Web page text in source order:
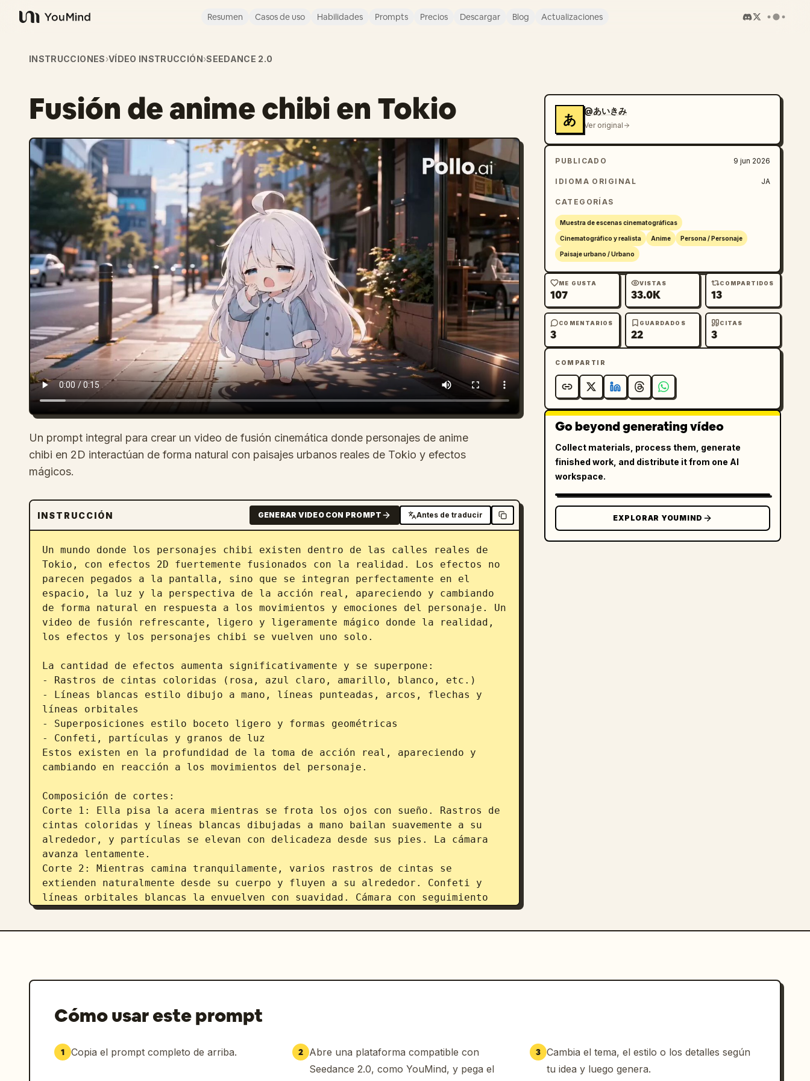
YouMind
Resumen Casos de uso Habilidades Prompts Precios Descargar Blog Actualizaciones
INSTRUCCIONES›VÍDEO INSTRUCCIÓN›SEEDANCE 2.0
Fusión de anime chibi en Tokio
Un prompt integral para crear un video de fusión cinemática donde personajes de anime
chibi en 2D interactúan de forma natural con paisajes urbanos reales de Tokio y efectos
mágicos.
INSTRUCCIÓN GENERAR VIDEO CON PROMPT Antes de traducir
Un mundo donde los personajes chibi existen dentro de las calles reales de
Tokio, con efectos 2D fuertemente fusionados con la realidad. Los efectos no
parecen pegados a la pantalla, sino que se integran perfectamente en el
espacio, la luz y la perspectiva de la acción real, apareciendo y cambiando
de forma natural en respuesta a los movimientos y emociones del personaje. Un
video de fusión refrescante, ligero y ligeramente mágico donde la realidad,
los efectos y los personajes chibi se vuelven uno solo.
La cantidad de efectos aumenta significativamente y se superpone:
- Rastros de cintas coloridas (rosa, azul claro, amarillo, blanco, etc.)
- Líneas blancas estilo dibujo a mano, líneas punteadas, arcos, flechas y
líneas orbitales
- Superposiciones estilo boceto ligero y formas geométricas
- Confeti, partículas y granos de luz
Estos existen en la profundidad de la toma de acción real, apareciendo y
cambiando en reacción a los movimientos del personaje.
Composición de cortes:
Corte 1: Ella pisa la acera mientras se frota los ojos con sueño. Rastros de
cintas coloridas y líneas blancas dibujadas a mano bailan suavemente a su
alrededor, y partículas se elevan con delicadeza desde sus pies. La cámara
avanza lentamente.
Corte 2: Mientras camina tranquilamente, varios rastros de cintas se
extienden naturalmente desde su cuerpo y fluyen a su alrededor. Confeti y
líneas orbitales blancas la envuelven con suavidad. Cámara con seguimiento
lateral.
Corte 4: Al pasar junto a tiendas o autos, los rastros de cintas atraviesan
blancas y flechas aparecen para enfatizar su trayectoria al caminar.
Movimiento lateral de cámara.
Corte 5: Cuando extiende su mano frente a los cerezos en flor en un parque,
los pétalos y las cintas coloridas se fusionan y se elevan. Granos de luz y
arcos dibujados a mano giran suavemente a su alrededor. Ligero zoom de la
あ
@あいきみ
Ver original
PUBLICADO 9 jun 2026
IDIOMA ORIGINAL JA
CATEGORÍAS
Muestra de escenas cinematográficas
Cinematográfico y realista Anime Persona / Personaje
Paisaje urbano / Urbano
ME GUSTA
107
VISTAS
33.0K
COMPARTIDOS
13
COMENTARIOS
3
GUARDADOS
22
CITAS
3
COMPARTIR
Go beyond generating vídeo
Collect materials, process them, generate
finished work, and distribute it from one AI
workspace.
EXPLORAR YOUMIND
Cómo usar este prompt
1 Copia el prompt completo de arriba. 2 Abre una plataforma compatible con
Seedance 2.0, como YouMind, y pega el
3 Cambia el tema, el estilo o los detalles según
tu idea y luego genera.